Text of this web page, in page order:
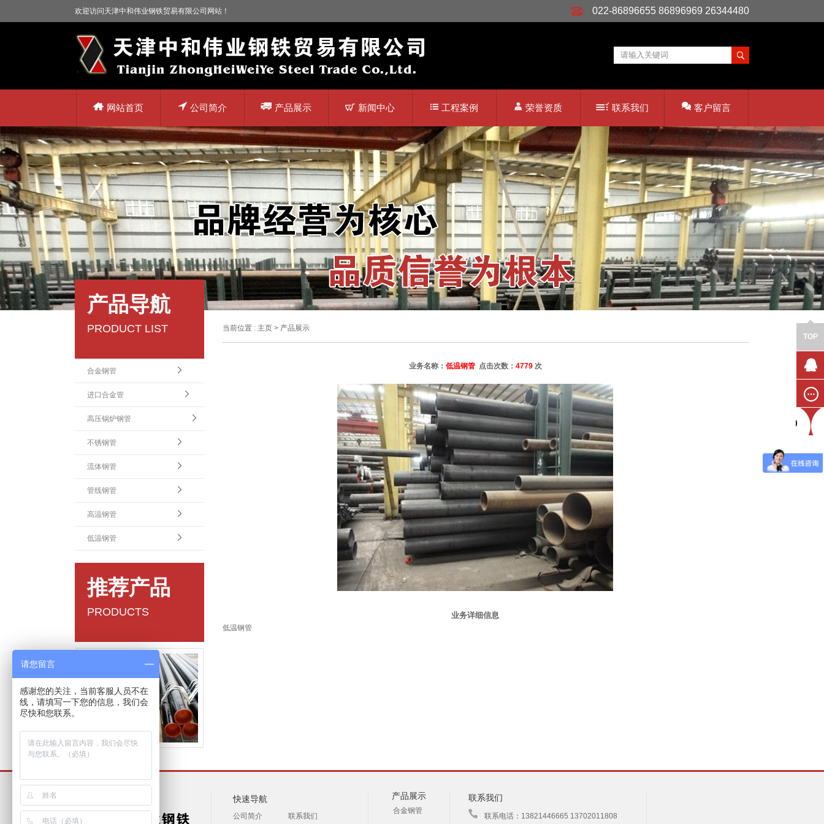
欢迎访问天津中和伟业钢铁贸易有限公司网站！ 022-86896655 86896969 26344480
网站首页 公司简介 产品展示 新闻中心 工程案例 荣誉资质 联系我们 客户留言
产品导航
PRODUCT LIST
合金钢管
进口合金管
高压锅炉钢管
不锈钢管
流体钢管
管线钢管
高温钢管
低温钢管
推荐产品
PRODUCTS
当前位置 : 主页 > 产品展示
业务名称： 低温钢管点击次数： 4779次
业务详细信息
低温钢管
快速导航
公司简介 联系我们
产品展示
合金钢管
联系我们
联系电话：13821446665 13702011808
TOP
在线留
言
请您留言
感谢您的关注，当前客服人员不在
线，请填写一下您的信息，我们会
尽快和您联系。